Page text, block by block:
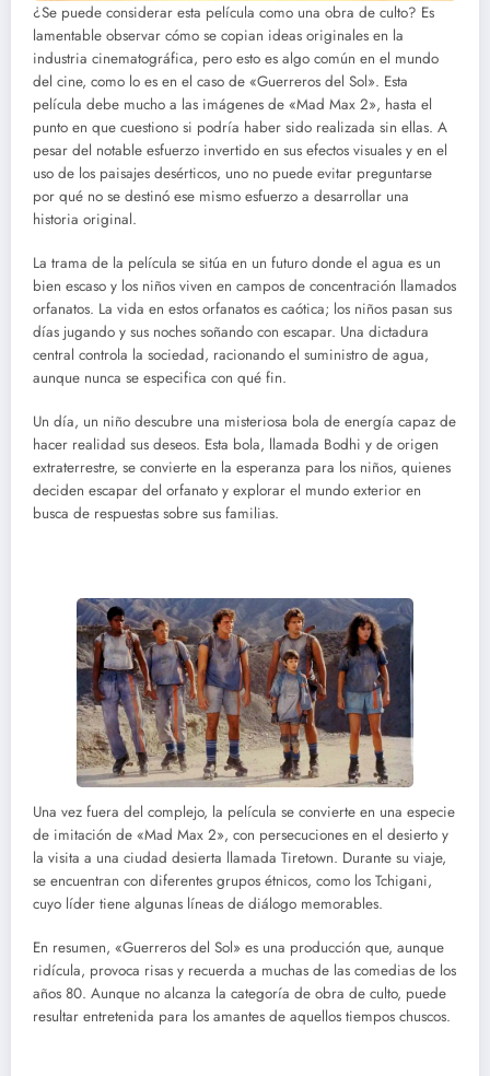
¿Se puede considerar esta película como una obra de culto? Es
lamentable observar cómo se copian ideas originales en la
industria cinematográfica, pero esto es algo común en el mundo
del cine, como lo es en el caso de «Guerreros del Sol». Esta
película debe mucho a las imágenes de «Mad Max 2», hasta el
punto en que cuestiono si podría haber sido realizada sin ellas. A
pesar del notable esfuerzo invertido en sus efectos visuales y en el
uso de los paisajes desérticos, uno no puede evitar preguntarse
por qué no se destinó ese mismo esfuerzo a desarrollar una
historia original.
La trama de la película se sitúa en un futuro donde el agua es un
bien escaso y los niños viven en campos de concentración llamados
orfanatos. La vida en estos orfanatos es caótica; los niños pasan sus
días jugando y sus noches soñando con escapar. Una dictadura
central controla la sociedad, racionando el suministro de agua,
aunque nunca se especifica con qué fin.
Un día, un niño descubre una misteriosa bola de energía capaz de
hacer realidad sus deseos. Esta bola, llamada Bodhi y de origen
extraterrestre, se convierte en la esperanza para los niños, quienes
deciden escapar del orfanato y explorar el mundo exterior en
busca de respuestas sobre sus familias.
Una vez fuera del complejo, la película se convierte en una especie
de imitación de «Mad Max 2», con persecuciones en el desierto y
la visita a una ciudad desierta llamada Tiretown. Durante su viaje,
se encuentran con diferentes grupos étnicos, como los Tchigani,
cuyo líder tiene algunas líneas de diálogo memorables.
En resumen, «Guerreros del Sol» es una producción que, aunque
ridícula, provoca risas y recuerda a muchas de las comedias de los
años 80. Aunque no alcanza la categoría de obra de culto, puede
resultar entretenida para los amantes de aquellos tiempos chuscos.